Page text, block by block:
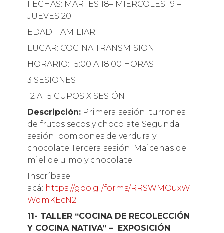
FECHAS: MARTES 18– MIERCOLES 19 –
JUEVES 20
EDAD: FAMILIAR
LUGAR: COCINA TRANSMISION
HORARIO: 15:00 A 18:00 HORAS
3 SESIONES
12 A 15 CUPOS X SESIÓN
Descripción:Primera sesión: turrones
de frutos secos y chocolate Segunda
sesión: bombones de verdura y
chocolate Tercera sesión: Maicenas de
miel de ulmo y chocolate.
Inscríbase
acá: https://goo.gl/forms/RRSWMOuxW
WqmKEcN2
11- TALLER “COCINA DE RECOLECCIÓN
Y COCINA NATIVA” – EXPOSICIÓN